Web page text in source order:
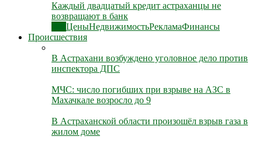
Каждый двадцатый кредит астраханцы не
возвращают в банк
ЦеныНедвижимостьРекламаФинансы
Происшествия
В Астрахани возбуждено уголовное дело против
инспектора ДПС
МЧС: число погибших при взрыве на АЗС в
Махачкале возросло до 9
В Астраханской области произошёл взрыв газа в
жилом доме